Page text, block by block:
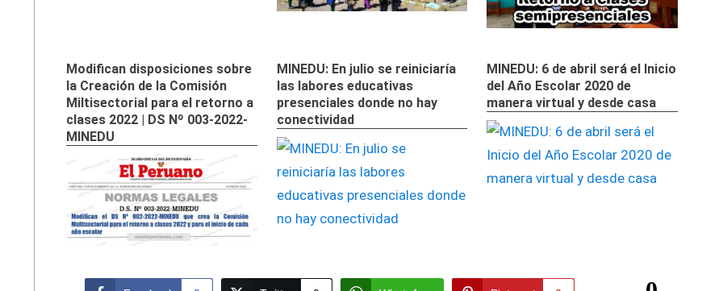
Modifican disposiciones sobre
la Creación de la Comisión
Miltisectorial para el retorno a
clases 2022 | DS Nº 003-2022-
MINEDU
MINEDU: En julio se reiniciaría
las labores educativas
presenciales donde no hay
conectividad
MINEDU: 6 de abril será el Inicio
del Año Escolar 2020 de
manera virtual y desde casa